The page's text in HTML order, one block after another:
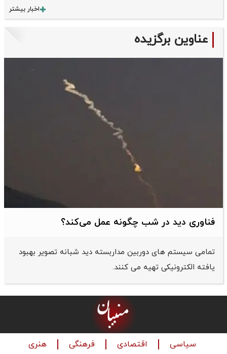
اخبار بیشتر
عناوین برگزیده
فناوری دید در شب چگونه عمل می‌کند؟
تمامی سیستم های دوربین مداربسته دید شبانه تصویر بهبود
یافته الکترونیکی تهیه می کنند.
سیاسی اقتصادی فرهنگی هنری